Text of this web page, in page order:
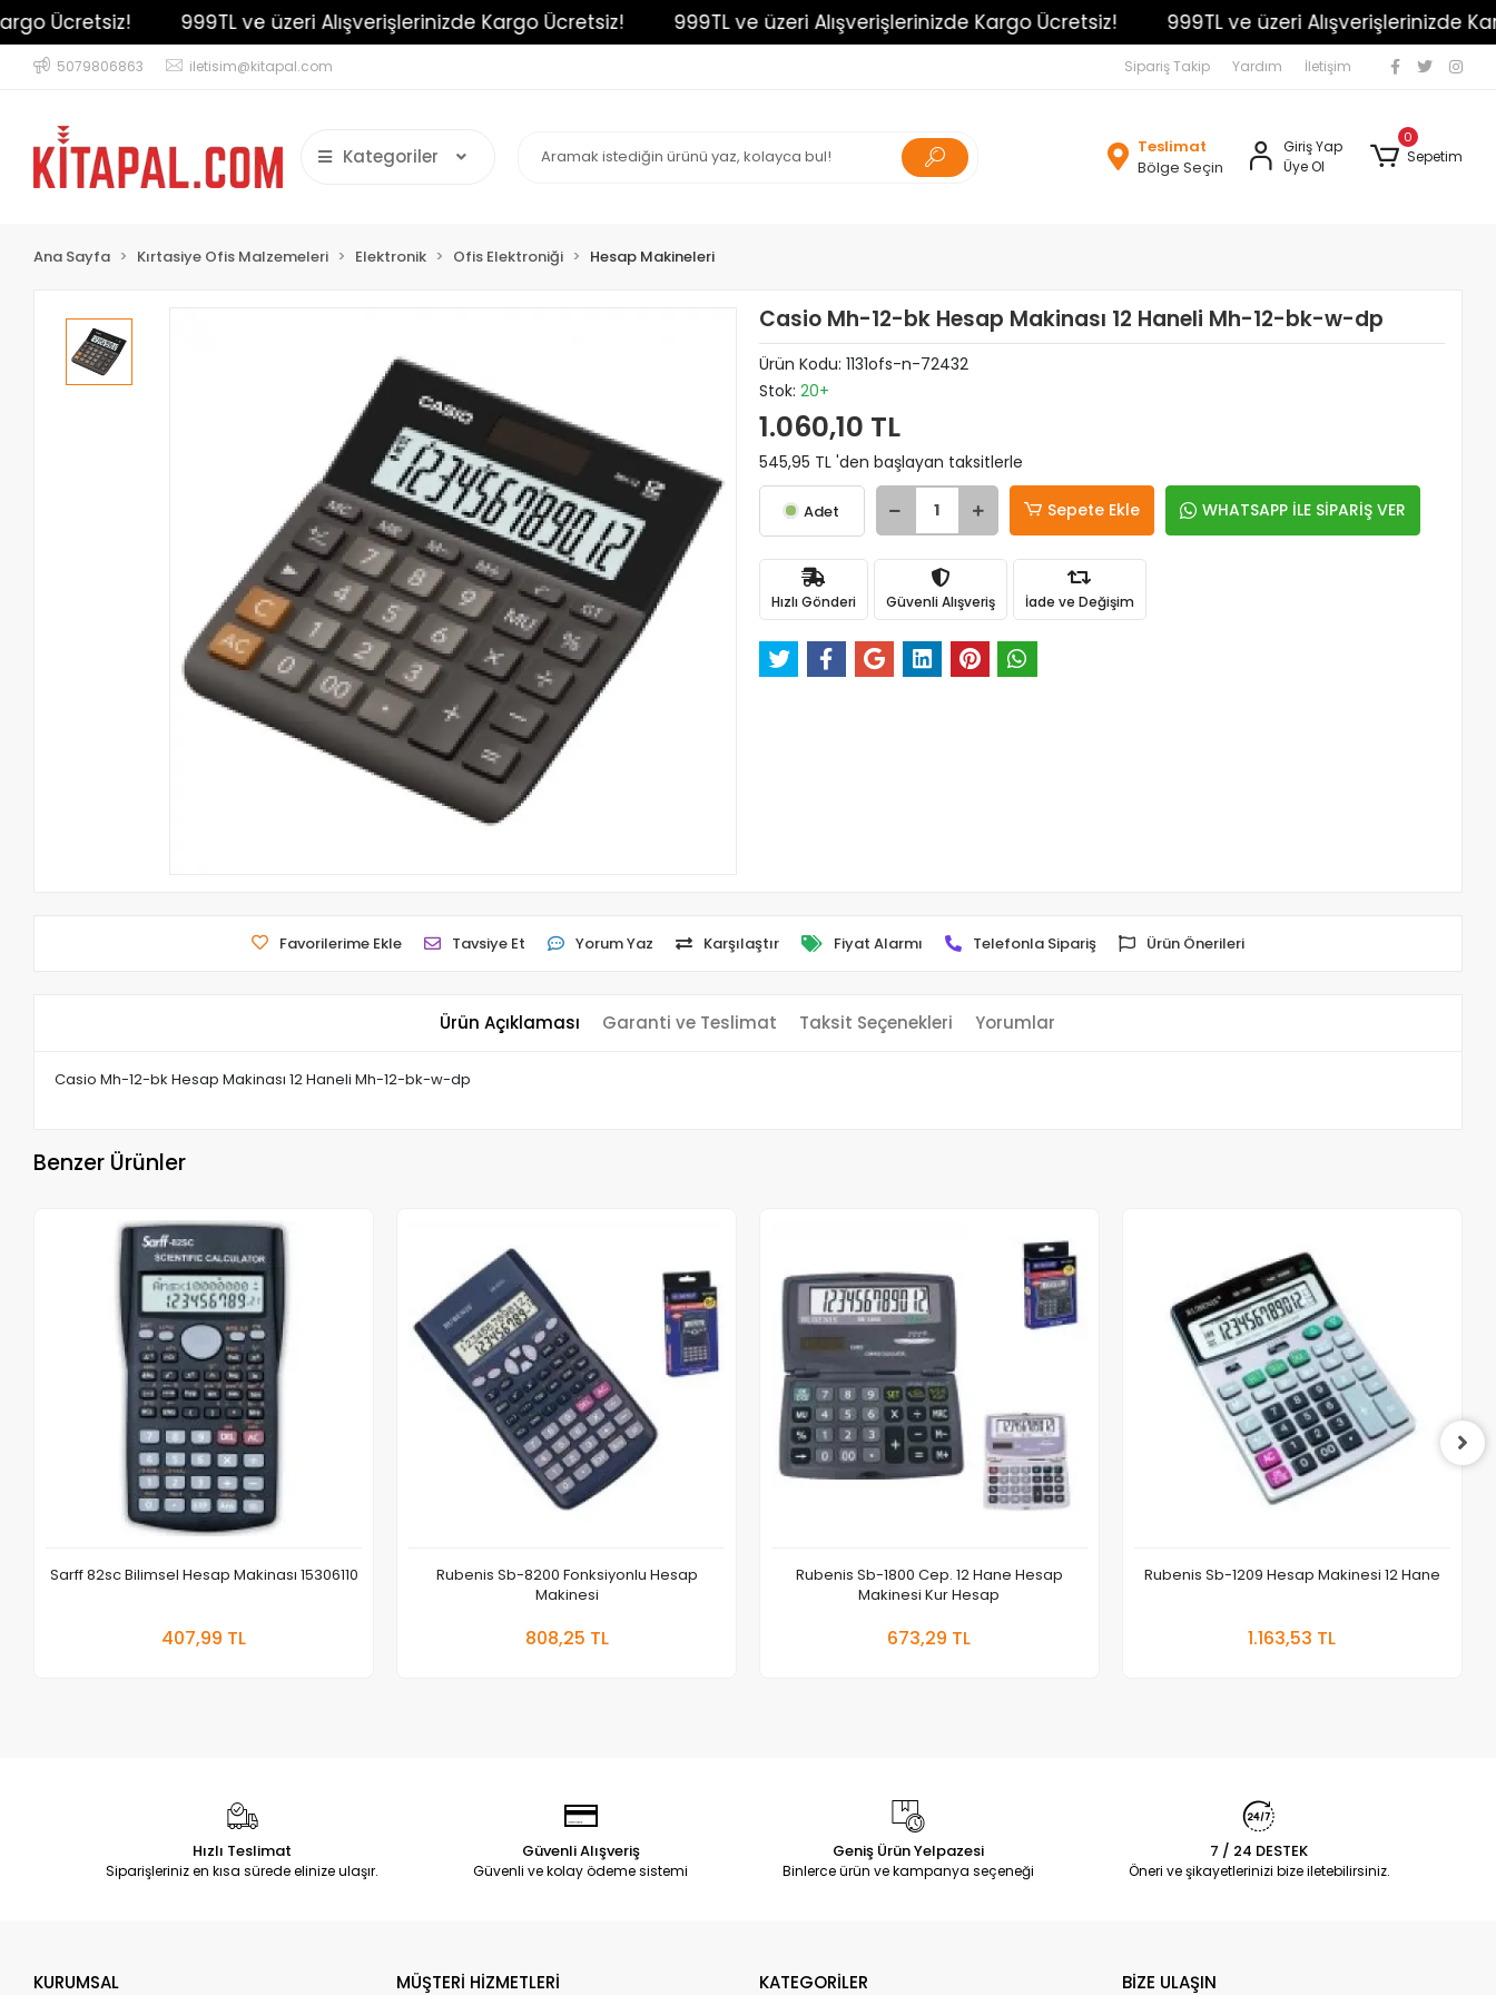
Ücretsiz! 999TL ve üzeri Alışverişlerinizde Kargo Ücretsiz! 999TL ve üzeri Alışverişlerinizde Kargo Ücretsiz! 999TL ve üzeri Alışverişlerinizde Kargo
5079806863 iletisim@kitapal.com Sipariş Takip Yardım İletişim
Kategoriler
Teslimat
Bölge Seçin
Giriş Yap
Üye Ol
0
Sepetim
Ana Sayfa Kırtasiye Ofis Malzemeleri Elektronik Ofis Elektroniği Hesap Makineleri
Casio Mh-12-bk Hesap Makinası 12 Haneli Mh-12-bk-w-dp
Ürün Kodu: 1131ofs-n-72432
Stok: 20+
1.060,10 TL
545,95 TL 'den başlayan taksitlerle
Adet Sepete Ekle WHATSAPP İLE SİPARİŞ VER
Hızlı Gönderi Güvenli Alışveriş İade ve Değişim
Favorilerime Ekle Tavsiye Et Yorum Yaz Karşılaştır Fiyat Alarmı Telefonla Sipariş Ürün Önerileri
Ürün Açıklaması Garanti ve Teslimat Taksit Seçenekleri Yorumlar
Casio Mh-12-bk Hesap Makinası 12 Haneli Mh-12-bk-w-dp
Benzer Ürünler
Sarff 82sc Bilimsel Hesap Makinası 15306110
407,99 TL
Rubenis Sb-8200 Fonksiyonlu Hesap
Makinesi
808,25 TL
Rubenis Sb-1800 Cep. 12 Hane Hesap
Makinesi Kur Hesap
673,29 TL
Rubenis Sb-1209 Hesap Makinesi 12 Hane
1.163,53 TL
Hızlı Teslimat
Siparişleriniz en kısa sürede elinize ulaşır.
Güvenli Alışveriş
Güvenli ve kolay ödeme sistemi
Geniş Ürün Yelpazesi
Binlerce ürün ve kampanya seçeneği
7 / 24 DESTEK
Öneri ve şikayetlerinizi bize iletebilirsiniz.
KURUMSAL MÜŞTERİ HİZMETLERİ KATEGORİLER BİZE ULAŞIN